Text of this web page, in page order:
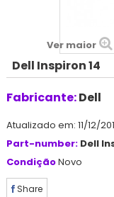
Ver maior
Dell Inspiron 14
Fabricante:Dell
Atualizado em: 11/12/
Part-number: Dell
CondiçãoNovo
Share